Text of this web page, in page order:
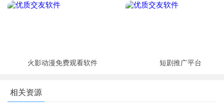
火影动漫免费观看软件 短剧推广平台
相关资源